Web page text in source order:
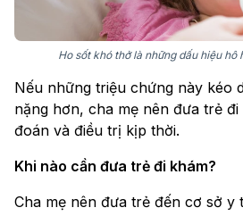
Ho sốt khó thở là những dấu hiệu hô
Nếu những triệu chứng này kéo
nặng hơn, cha mẹ nên đưa trẻ
đoán và điều trị kịp thời.
Khi nào cần đưa trẻ đi khám?
Cha mẹ nên đưa trẻ đến cơ sở y